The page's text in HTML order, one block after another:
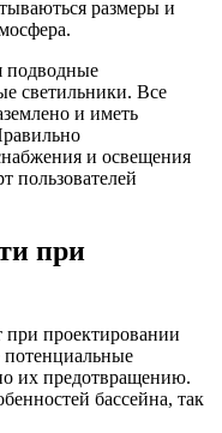
размеры и
подводные
светильники. Все
и иметь
и освещения
пользователей
при
при проектировании
потенциальные
их предотвращению.
бассейна, так